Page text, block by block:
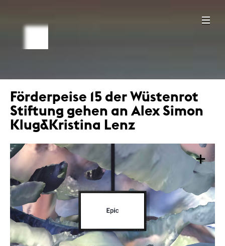
Förderpeise 15 der Wüstenrot
Stiftung gehen an Alex Simon
Klug&Kristina Lenz
+